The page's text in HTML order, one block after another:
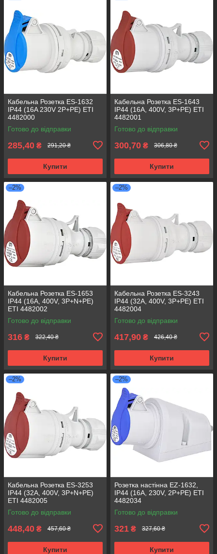
Кабельна Розетка ES-1632
IP44 (16A 230V 2P+PE) ETI
4482000
Готово до відправки
285,40 ₴ 291,20 ₴
Купити
Кабельна Розетка ES-1643
IP44 (16A, 400V, 3P+PE) ETI
4482001
Готово до відправки
300,70 ₴ 306,80 ₴
Купити
–2%
Кабельна Розетка ES-1653
IP44 (16A, 400V, 3P+N+PE)
ETI 4482002
Готово до відправки
316 ₴ 322,40 ₴
Купити
–2%
Кабельна Розетка ES-3243
IP44 (32A, 400V, 3P+PE) ETI
4482004
Готово до відправки
417,90 ₴ 426,40 ₴
Купити
–2%
Кабельна Розетка ES-3253
IP44 (32A, 400V, 3P+N+PE)
ETI 4482005
Готово до відправки
448,40 ₴ 457,60 ₴
Купити
–2%
Розетка настінна EZ-1632,
IP44 (16A, 230V, 2P+PE) ETI
4482034
Готово до відправки
321 ₴ 327,60 ₴
Купити